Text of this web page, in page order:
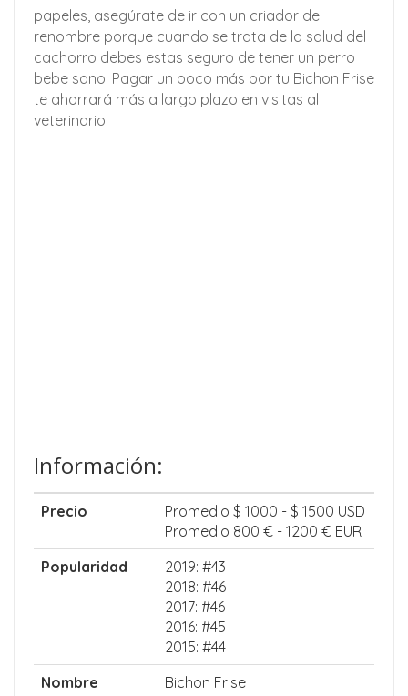
papeles, asegúrate de ir con un criador de
renombre porque cuando se trata de la salud del
cachorro debes estas seguro de tener un perro
bebe sano. Pagar un poco más por tu Bichon Frise
te ahorrará más a largo plazo en visitas al
veterinario.
Información:
Precio
Promedio $ 1000 - $ 1500 USD
Promedio 800 € - 1200 € EUR
Popularidad
2019: #43
2018: #46
2017: #46
2016: #45
2015: #44
Nombre
Bichon Frise